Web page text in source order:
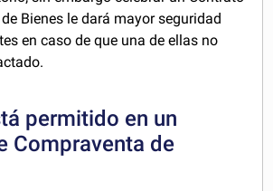
Bienes le dará mayor seguridad
en caso de que una de ellas no
permitido en un
Compraventa de